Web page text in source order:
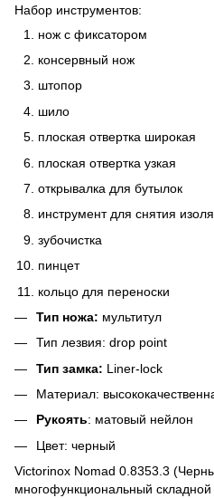
Набор инструментов:
нож с фиксатором
консервный нож
штопор
шило
плоская отвертка широкая
плоская отвертка узкая
открывалка для бутылок
инструмент для снятия
зубочистка
пинцет
кольцо для переноски
Тип ножа: мультитул
Тип лезвия: drop point
Тип замка: Liner-lock
Материал:
Рукоять: матовый нейлон
Цвет: черный
Victorinox Nomad 0.8353.3
многофункциональный